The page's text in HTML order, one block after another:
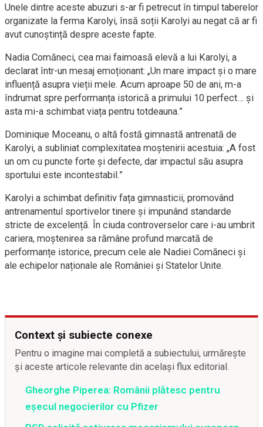
Unele dintre aceste abuzuri s-ar fi petrecut în timpul taberelor
organizate la ferma Karolyi, însă soții Karolyi au negat că ar fi
avut cunoștință despre aceste fapte.
Nadia Comăneci, cea mai faimoasă elevă a lui Karolyi, a
declarat într-un mesaj emoționant: „Un mare impact și o mare
influență asupra vieții mele. Acum aproape 50 de ani, m-a
îndrumat spre performanța istorică a primului 10 perfect… și
asta mi-a schimbat viața pentru totdeauna.”
Dominique Moceanu, o altă fostă gimnastă antrenată de
Karolyi, a subliniat complexitatea moștenirii acestuia: „A fost
un om cu puncte forte și defecte, dar impactul său asupra
sportului este incontestabil.”
Karolyi a schimbat definitiv fața gimnasticii, promovând
antrenamentul sportivelor tinere și impunând standarde
stricte de excelență. În ciuda controverselor care i-au umbrit
cariera, moștenirea sa rămâne profund marcată de
performanțe istorice, precum cele ale Nadiei Comăneci și
ale echipelor naționale ale României și Statelor Unite.
Context și subiecte conexe
Pentru o imagine mai completă a subiectului, urmărește
și aceste articole relevante din același flux editorial.
Gheorghe Piperea: Românii plătesc pentru
eșecul negocierilor cu Pfizer